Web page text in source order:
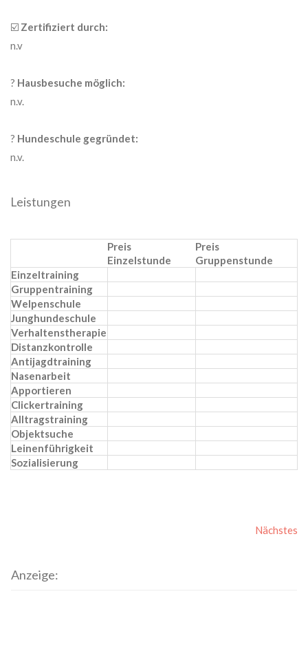
☑️ Zertifiziert durch:
n.v
? Hausbesuche möglich:
n.v.
? Hundeschule gegründet:
n.v.
Leistungen
Preis
Einzelstunde
Preis
Gruppenstunde
Einzeltraining
Gruppentraining
Welpenschule
Junghundeschule
Verhaltenstherapie
Distanzkontrolle
Antijagdtraining
Nasenarbeit
Apportieren
Clickertraining
Alltragstraining
Objektsuche
Leinenführigkeit
Sozialisierung
Nächstes
Anzeige: